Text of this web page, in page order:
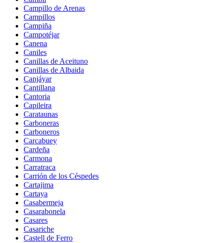
Campillo de Arenas
Campillos
Campiña
Campotéjar
Canena
Caniles
Canillas de Aceituno
Canillas de Albaida
Canjáyar
Cantillana
Cantoria
Capileira
Carataunas
Carboneras
Carboneros
Carcabuey
Cardeña
Carmona
Carratraca
Carrión de los Céspedes
Cartajima
Cartaya
Casabermeja
Casarabonela
Casares
Casariche
Castell de Ferro